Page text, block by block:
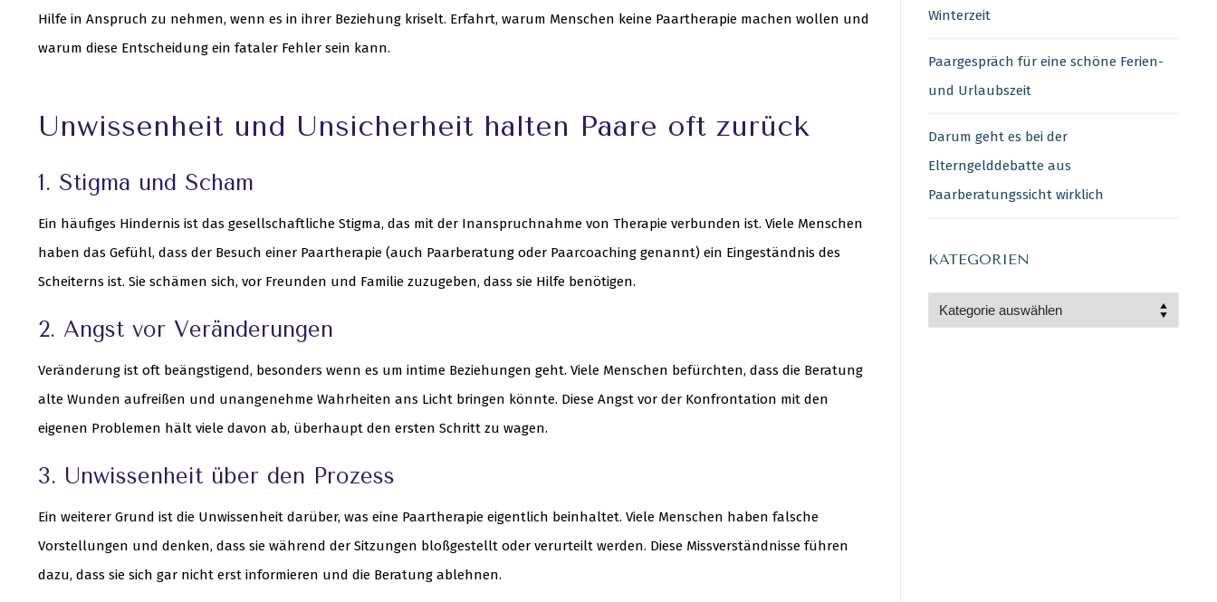
Hilfe in Anspruch zu nehmen, wenn es in ihrer Beziehung kriselt. Erfahrt, warum Menschen keine Paartherapie machen wollen und
warum diese Entscheidung ein fataler Fehler sein kann.
Unwissenheit und Unsicherheit halten Paare oft zurück
1. Stigma und Scham
Ein häufiges Hindernis ist das gesellschaftliche Stigma, das mit der Inanspruchnahme von Therapie verbunden ist. Viele Menschen
haben das Gefühl, dass der Besuch einer Paartherapie (auch Paarberatung oder Paarcoaching genannt) ein Eingeständnis des
Scheiterns ist. Sie schämen sich, vor Freunden und Familie zuzugeben, dass sie Hilfe benötigen.
2. Angst vor Veränderungen
Veränderung ist oft beängstigend, besonders wenn es um intime Beziehungen geht. Viele Menschen befürchten, dass die Beratung
alte Wunden aufreißen und unangenehme Wahrheiten ans Licht bringen könnte. Diese Angst vor der Konfrontation mit den
eigenen Problemen hält viele davon ab, überhaupt den ersten Schritt zu wagen.
3. Unwissenheit über den Prozess
Ein weiterer Grund ist die Unwissenheit darüber, was eine Paartherapie eigentlich beinhaltet. Viele Menschen haben falsche
Vorstellungen und denken, dass sie während der Sitzungen bloßgestellt oder verurteilt werden. Diese Missverständnisse führen
dazu, dass sie sich gar nicht erst informieren und die Beratung ablehnen.
Winterzeit
Paargespräch für eine schöne Ferien-
und Urlaubszeit
Darum geht es bei der
Elterngelddebatte aus
Paarberatungssicht wirklich
KATEGORIEN
Kategorien